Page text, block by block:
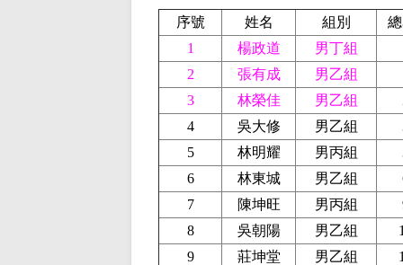
序號 姓名 組別
1
楊政道
男丁組
2
張有成 男乙組
3
林榮佳 男乙組
4
吳大修 男乙組
5
林明耀 男丙組
6
林東城 男乙組
7
陳坤旺 男丙組
8
吳朝陽 男乙組
9
莊坤堂 男乙組